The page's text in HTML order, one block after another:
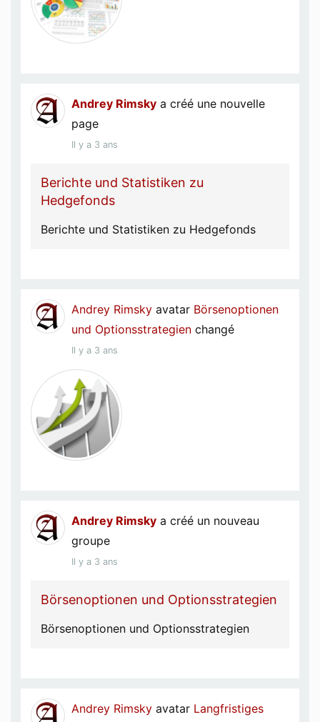
Andrey Rimsky a créé une nouvelle
page
Il y a 3 ans
Berichte und Statistiken zu
Hedgefonds
Berichte und Statistiken zu Hedgefonds
Andrey Rimsky avatar Börsenoptionen
und Optionsstrategienchangé
Il y a 3 ans
Andrey Rimsky a créé un nouveau
groupe
Il y a 3 ans
Börsenoptionen und Optionsstrategien
Börsenoptionen und Optionsstrategien
Andrey Rimsky avatar Langfristiges